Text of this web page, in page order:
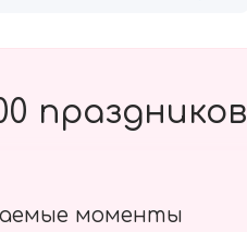
праздников
моменты